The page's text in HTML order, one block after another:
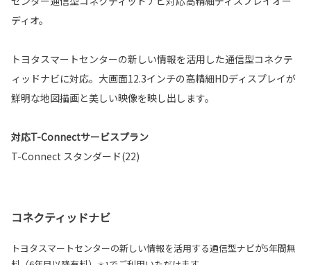
ディオ。
トヨタスマートセンターの新しい情報を活用した通信型コネクテ
ィッドナビに対応。大画面12.3インチの高精細HDディスプレイが
鮮明な地図描画と美しい映像を映し出します。
対応T-Connectサービスプラン
T-Connect スタンダード(22)
コネクティッドナビ
トヨタスマートセンターの新しい情報を活用する通信型ナビが5年間無